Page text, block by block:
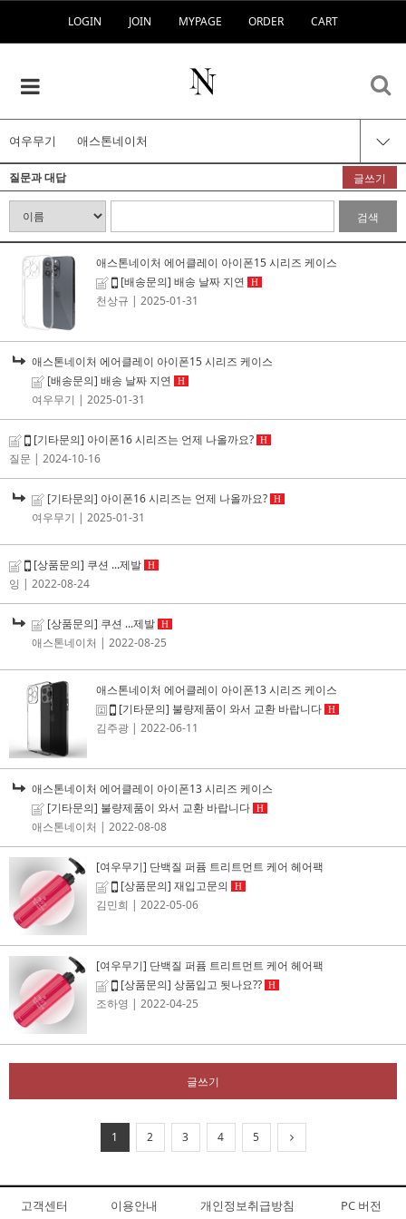
LOGIN JOIN MYPAGE ORDER CART
여우무기 애스톤네이처
질문과 대답 글쓰기
검색
애스톤네이처 에어클레이 아이폰15 시리즈 케이스
[배송문의] 배송 날짜 지연
H
천상규 | 2025-01-31
애스톤네이처 에어클레이 아이폰15 시리즈 케이스
[배송문의] 배송 날짜 지연
H
여우무기 | 2025-01-31
[기타문의] 아이폰16 시리즈는 언제 나올까요? H
질문 | 2024-10-16
[기타문의] 아이폰16 시리즈는 언제 나올까요? H
여우무기 | 2025-01-31
[상품문의] 쿠션 ...제발 H
잉 | 2022-08-24
[상품문의] 쿠션 ...제발 H
애스톤네이처 | 2022-08-25
애스톤네이처 에어클레이 아이폰13 시리즈 케이스
[기타문의] 불량제품이 와서 교환 바랍니다 H
김주광 | 2022-06-11
애스톤네이처 에어클레이 아이폰13 시리즈 케이스
[기타문의] 불량제품이 와서 교환 바랍니다 H
애스톤네이처 | 2022-08-08
[여우무기] 단백질 퍼퓸 트리트먼트 케어 헤어팩
[상품문의] 재입고문의
H
김민희 | 2022-05-06
[여우무기] 단백질 퍼퓸 트리트먼트 케어 헤어팩
[상품문의] 상품입고 됫나요?? H
조하영 | 2022-04-25
글쓰기
1 2 3 4 5
고객센터 이용안내 개인정보취급방침 PC 버전